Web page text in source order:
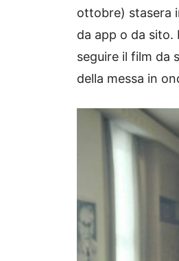
ottobre) stasera
da app o da sito.
seguire il film da
della messa in